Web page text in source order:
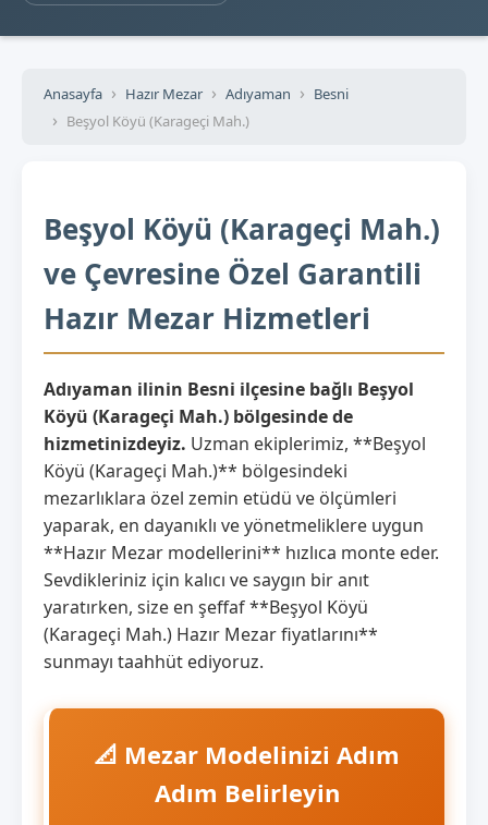
Anasayfa Hazır Mezar Adıyaman
Besni
Beşyol Köyü (Karageçi Mah.)
Beşyol Köyü (Karageçi Mah.)
ve Çevresine Özel Garantili
Hazır Mezar Hizmetleri
Adıyaman ilinin Besni ilçesine bağlı Beşyol
Köyü (Karageçi Mah.) bölgesinde de
hizmetinizdeyiz. Uzman ekiplerimiz, **Beşyol
Köyü (Karageçi Mah.)** bölgesindeki
mezarlıklara özel zemin etüdü ve ölçümleri
yaparak, en dayanıklı ve yönetmeliklere uygun
**Hazır Mezar modellerini** hızlıca monte eder.
Sevdikleriniz için kalıcı ve saygın bir anıt
yaratırken, size en şeffaf **Beşyol Köyü
(Karageçi Mah.) Hazır Mezar fiyatlarını**
sunmayı taahhüt ediyoruz.
📐 Mezar Modelinizi Adım
Adım Belirleyin